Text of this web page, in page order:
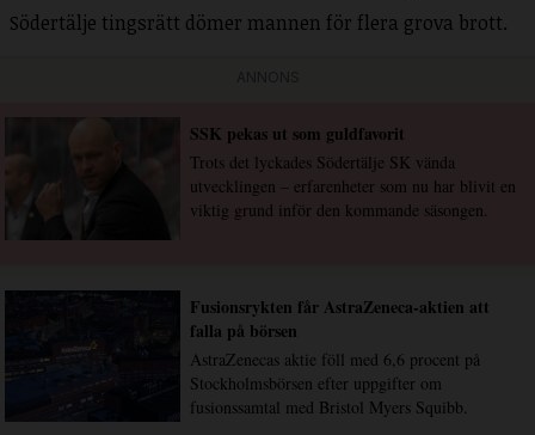
Södertälje tingsrätt dömer mannen för flera grova brott.
SSK pekas ut som guldfavorit
Trots det lyckades Södertälje SK vända
utvecklingen – erfarenheter som nu har blivit en
viktig grund inför den kommande säsongen.
Fusionsrykten får AstraZeneca-aktien att
falla på börsen
AstraZenecas aktie föll med 6,6 procent på
Stockholmsbörsen efter uppgifter om
fusionssamtal med Bristol Myers Squibb.